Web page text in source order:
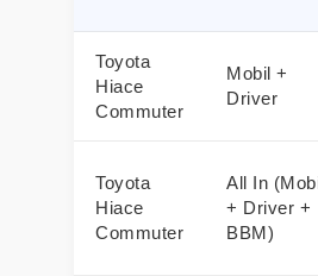
Toyota
Hiace
Commuter
Mobil +
Driver
Toyota
Hiace
Commuter
All In
+ Driver +
BBM)